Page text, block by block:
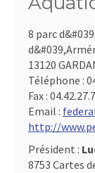
8 parc
13120
Téléphone :
Fax :
Email :
http://
Président :
8753 Cartes